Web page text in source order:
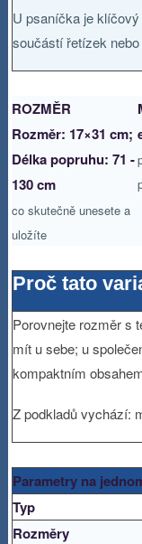
U psaníčka je
součástí řetízek
ROZMĚR
Rozměr: 17×31 cm;
Délka popruhu: 71 -
130 cm
co skutečně unesete a
uložíte
Proč tato
Porovnejte rozměr s
mít u sebe; u
kompaktním
Z podkladů vychází:
Parametry na
Typ
Rozměry